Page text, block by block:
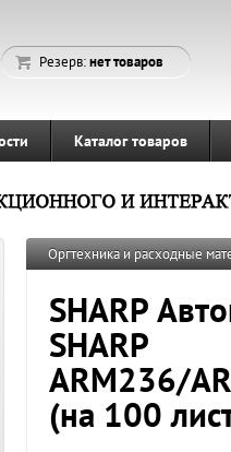
Резерв:нет товаров
Каталог товаров
Оргтехника и расходные
SHARP
SHARP
ARM236/
(на 100